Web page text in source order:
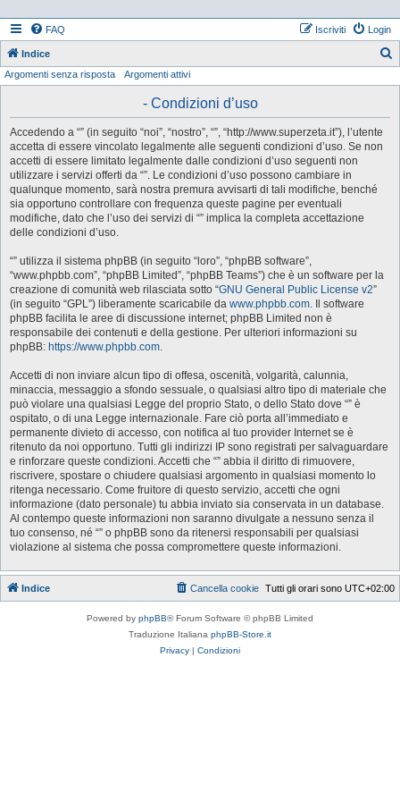
FAQ Login
Iscriviti
Indice
Argomenti senza risposta Argomenti attivi
- Condizioni d’uso
Accedendo a “” (in seguito “noi”, “nostro”, “”, “http://www.superzeta.it”), l’utente
accetta di essere vincolato legalmente alle seguenti condizioni d’uso. Se non
accetti di essere limitato legalmente dalle condizioni d’uso seguenti non
utilizzare i servizi offerti da “”. Le condizioni d’uso possono cambiare in
qualunque momento, sarà nostra premura avvisarti di tali modifiche, benché
sia opportuno controllare con frequenza queste pagine per eventuali
modifiche, dato che l’uso dei servizi di “” implica la completa accettazione
delle condizioni d’uso.
“” utilizza il sistema phpBB (in seguito “loro”, “phpBB software”,
“www.phpbb.com”, “phpBB Limited”, “phpBB Teams”) che è un software per la
creazione di comunità web rilasciata sotto “GNU General Public License v2”
(in seguito “GPL”) liberamente scaricabile da www.phpbb.com. Il software
phpBB facilita le aree di discussione internet; phpBB Limited non è
responsabile dei contenuti e della gestione. Per ulteriori informazioni su
phpBB: https://www.phpbb.com.
Accetti di non inviare alcun tipo di offesa, oscenità, volgarità, calunnia,
minaccia, messaggio a sfondo sessuale, o qualsiasi altro tipo di materiale che
può violare una qualsiasi Legge del proprio Stato, o dello Stato dove “” è
ospitato, o di una Legge internazionale. Fare ciò porta all’immediato e
permanente divieto di accesso, con notifica al tuo provider Internet se è
ritenuto da noi opportuno. Tutti gli indirizzi IP sono registrati per salvaguardare
e rinforzare queste condizioni. Accetti che “” abbia il diritto di rimuovere,
riscrivere, spostare o chiudere qualsiasi argomento in qualsiasi momento lo
ritenga necessario. Come fruitore di questo servizio, accetti che ogni
informazione (dato personale) tu abbia inviato sia conservata in un database.
Al contempo queste informazioni non saranno divulgate a nessuno senza il
tuo consenso, né “” o phpBB sono da ritenersi responsabili per qualsiasi
violazione al sistema che possa compromettere queste informazioni.
Indice Tutti gli orari sono UTC+02:00
Cancella cookie
Powered by phpBB® Forum Software © phpBB Limited
Traduzione Italiana phpBB-Store.it
Privacy | Condizioni